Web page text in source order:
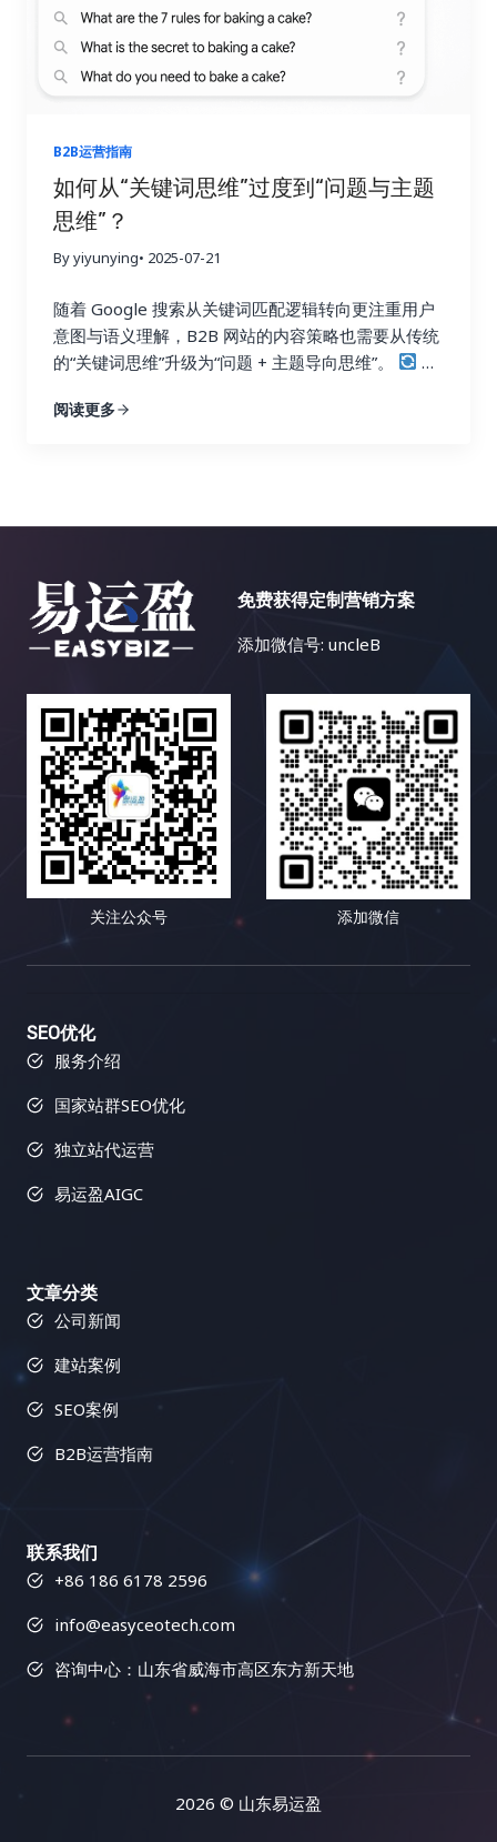
户 每篇文章追流量 每篇内容有转化目标（CTA） 重
SEO 排名 更重内容体验、信任感、行动引导 只看 GA
流量指标 看 CRM 中线索质量、销售反馈 如何实现这
种转变？具体操作指南如下：
B2B运营指南
如何从“关键词思维”过度到“问题与主题
思维”？
By yiyunying• 2025-07-21
随着 Google 搜索从关键词匹配逻辑转向更注重用户
意图与语义理解，B2B 网站的内容策略也需要从传统
的“关键词思维”升级为“问题 + 主题导向思维”。
从
升级路径 什么是“关键词思维” vs “问题与主题思维”？
展开 SEO 策略 单点优化（一个页面一个关键词） 主
知道我有这个词” “我要解答用户在搜索背后的问题”
示例内容 “industrial automation software” “How
to choose the right industrial automation
software for your factory?” 为什么 B2B 独立站必
阅读更多
免费获得定制营销方案
添加微信号: uncleB
关注公众号 添加微信
SEO优化
服务介绍
国家站群SEO优化
独立站代运营
易运盈AIGC
文章分类
公司新闻
建站案例
SEO案例
B2B运营指南
联系我们
+86 186 6178 2596
info@easyceotech.com
咨询中心：山东省威海市高区东方新天地
2026 © 山东易运盈